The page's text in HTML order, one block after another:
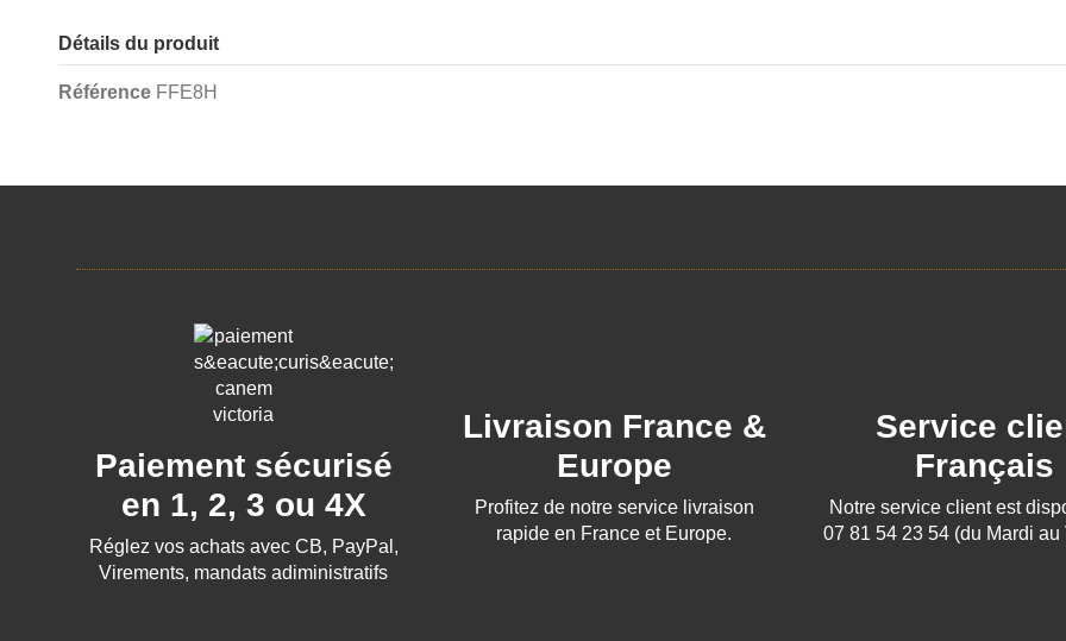
Détails du produit
Référence FFE8H
Paiement sécurisé
en 1, 2, 3 ou 4X
Réglez vos achats avec CB, PayPal,
Virements, mandats adiministratifs
Livraison France &
Europe
Profitez de notre service livraison
rapide en France et Europe.
Service
Français
Notre service client est
07 81 54 23 54 (du Mardi au